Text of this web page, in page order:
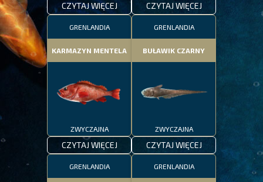
CZYTAJ WIĘCEJ CZYTAJ WIĘCEJ
GRENLANDIA
KARMAZYN MENTELA
ZWYCZAJNA
CZYTAJ WIĘCEJ
GRENLANDIA
BUŁAWIK CZARNY
ZWYCZAJNA
CZYTAJ WIĘCEJ
GRENLANDIA GRENLANDIA